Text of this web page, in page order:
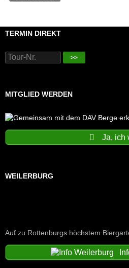
TERMIN DIREKT
>>
MITGLIED WERDEN
Ja, ich
WEILERBURG
Auf zu Rottenburgs höchstem